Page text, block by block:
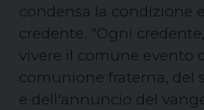
condensa la condizione
credente. “Ogni
vivere il comune evento
comunione fraterna, del
e dell'annuncio del